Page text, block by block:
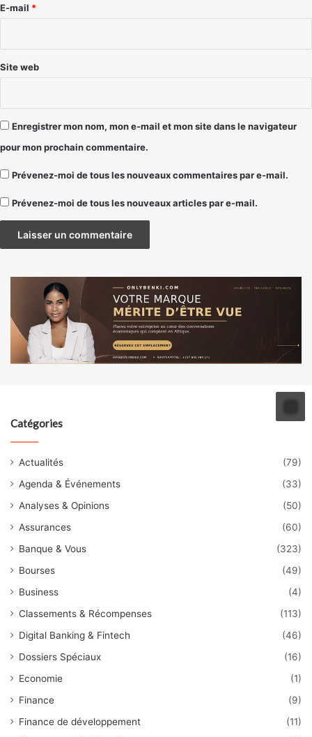
e
E-mail *
Site web
Enregistrer mon nom, mon e-mail et mon site dans le navigateur
pour mon prochain commentaire.
Prévenez-moi de tous les nouveaux commentaires par e-mail.
Prévenez-moi de tous les nouveaux articles par e-mail.
Catégories
Actualités
(79)
Agenda & Événements
(33)
Analyses & Opinions
(50)
Assurances
(60)
Banque & Vous
(323)
Bourses
(49)
Business
(4)
Classements & Récompenses
(113)
Digital Banking & Fintech
(46)
Dossiers Spéciaux
(16)
Economie
(1)
Finance
(9)
Finance de développement
(11)